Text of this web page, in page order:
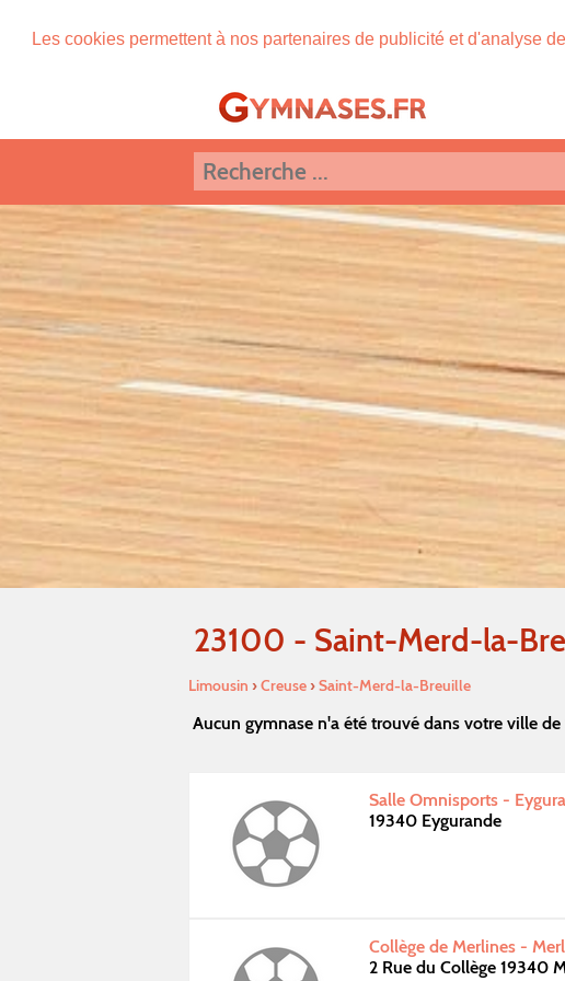
Les cookies permettent à nos partenaires de publicité et d'analyse
23100 - Saint-Merd-la-
Limousin ›Creuse›Saint-Merd-la-Breuille
Aucun gymnase n'a été trouvé dans votre ville
Salle Omnisports -
19340 Eygurande
Collège de Merlines -
2 Rue du Collège 19340